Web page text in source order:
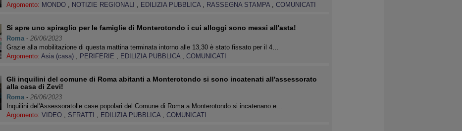
Argomento: MONDO , NOTIZIE REGIONALI , EDILIZIA PUBBLICA , RASSEGNA STAMPA , COMUNICATI
Si apre uno spiraglio per le famiglie di Monterotondo i cui alloggi sono messi all'asta!
Roma- 26/06/2023
Grazie alla mobilitazione di questa mattina terminata intorno alle 13,30 è stato fissato per il 4…
Argomento: Asia (casa) , PERIFERIE , EDILIZIA PUBBLICA , COMUNICATI
Gli inquilini del comune di Roma abitanti a Monterotondo si sono incatenati all'assessorato
alla casa di Zevi!
Roma- 26/06/2023
Inquilini del'Assessoratolle case popolari del Comune di Roma a Monterotondo si incatenano e…
Argomento: VIDEO , SFRATTI , EDILIZIA PUBBLICA , COMUNICATI